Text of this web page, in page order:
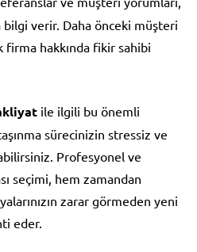
bilgi verir. Daha önceki müşteri
hakkında fikir sahibi
ile ilgili bu önemli
sürecinizin stressiz ve
Profesyonel ve
seçimi, hem zamandan
zarar görmeden yeni
eder.